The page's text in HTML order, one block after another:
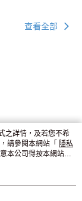
查看全部
之詳情，及若您不希
請參閱本網站「 隱私
本公司得按本網站使